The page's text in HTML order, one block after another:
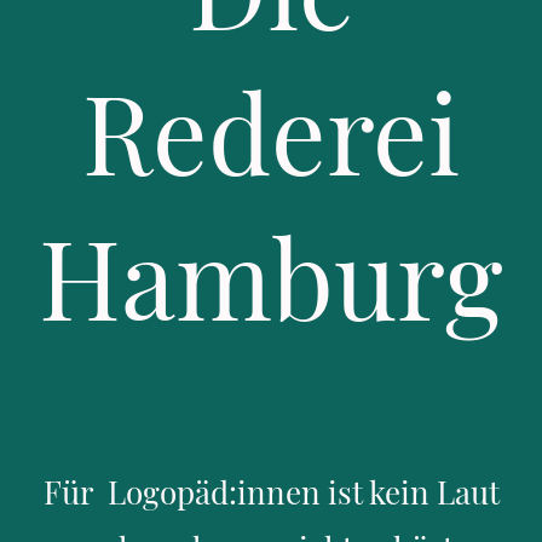
Rederei
Hamburg
Für Logopäd:innen ist kein Laut